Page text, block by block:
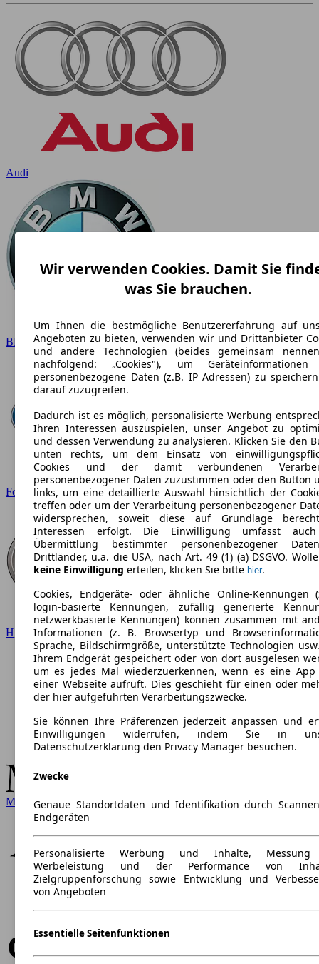
Audi
BMW
Ford
Hyundai
Mercedes-Benz
Wir verwenden Cookies. Damit Sie
was Sie brauchen.
Um Ihnen die bestmögliche Benutzererfahrung auf
Angeboten zu bieten, verwenden wir und Drittanbieter
und andere Technologien (beides gemeinsam
nachfolgend: „Cookies"), um
personenbezogene Daten (z.B. IP Adressen) zu
darauf zuzugreifen.
Dadurch ist es möglich, personalisierte Werbung
Ihren Interessen auszuspielen, unser Angebot zu
und dessen Verwendung zu analysieren. Klicken Sie den
unten rechts, um dem Einsatz von
Cookies und der damit verbundenen
personenbezogener Daten zuzustimmen oder den Button
links, um eine detaillierte Auswahl hinsichtlich der
treffen oder um der Verarbeitung personenbezogener
widersprechen, soweit diese auf Grundlage
Interessen erfolgt. Die Einwilligung umfasst
Übermittlung bestimmter personenbezogener
Drittländer, u.a. die USA, nach Art. 49 (1) (a) DSGVO.
keine Einwilligung erteilen, klicken Sie bitte hier.
Cookies, Endgeräte- oder ähnliche Online-Kennungen
login-basierte Kennungen, zufällig generierte
netzwerkbasierte Kennungen) können zusammen mit
Informationen (z. B. Browsertyp und
Sprache, Bildschirmgröße, unterstützte Technologien
Ihrem Endgerät gespeichert oder von dort ausgelesen
um es jedes Mal wiederzuerkennen, wenn es eine App
einer Webseite aufruft. Dies geschieht für einen oder
der hier aufgeführten Verarbeitungszwecke.
Sie können Ihre Präferenzen jederzeit anpassen und
Einwilligungen widerrufen, indem Sie in
Datenschutzerklärung den Privacy Manager besuchen.
Zwecke
Genaue Standortdaten und Identifikation durch
Endgeräten
Personalisierte Werbung und Inhalte,
Werbeleistung und der Performance von
Zielgruppenforschung sowie Entwicklung und
von Angeboten
Essentielle Seitenfunktionen